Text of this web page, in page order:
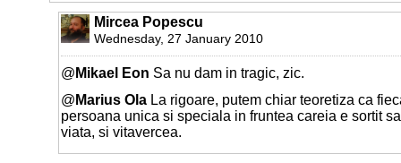
Mircea Popescu
Wednesday, 27 January 2010
@ Mikael Eon Sa nu dam in tragic, zic.
@ Marius Ola La rigoare, putem chiar teoretiza ca
persoana unica si speciala in fruntea careia e sortit
viata, si vitavercea.